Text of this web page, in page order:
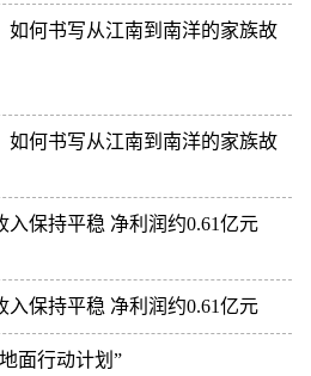
如何书写从江南到南洋的家族故
如何书写从江南到南洋的家族故
入保持平稳 净利润约0.61亿元
入保持平稳 净利润约0.61亿元
面行动计划”